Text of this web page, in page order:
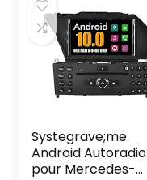
Systegrave;me
Android Autoradio
pour Mercedes-